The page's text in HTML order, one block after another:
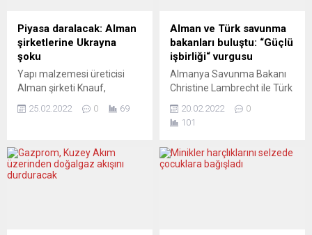
Piyasa daralacak: Alman
şirketlerine Ukrayna
şoku
Yapı malzemesi üreticisi
Alman şirketi Knauf,
Ukrayna’daki fabrikasını
kapattı. Deutsche Telekom
Ukrayna’da iş yapan Alman
şirketleri hem çalışanları
25.02.2022 0 69
Alman ve Türk savunma
bakanları buluştu: “Güçlü
işbirliği“ vurgusu
Almanya Savunma Bakanı
Christine Lambrecht ile Türk
mevkidaşı Hulusi Akar
Münih Güvenlik
Konferansı’nda ilk kez bir
Güvenlik Konferansı’na
katılmak üzere Münih’e
20.02.2022
0
101